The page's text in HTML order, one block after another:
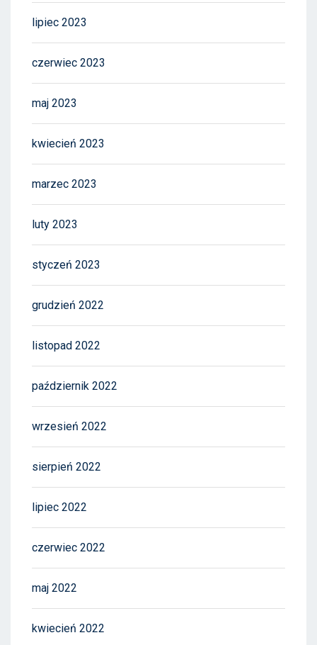
lipiec 2023
czerwiec 2023
maj 2023
kwiecień 2023
marzec 2023
luty 2023
styczeń 2023
grudzień 2022
listopad 2022
październik 2022
wrzesień 2022
sierpień 2022
lipiec 2022
czerwiec 2022
maj 2022
kwiecień 2022